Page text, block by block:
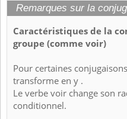
Remarques sur la
Caractéristiques de la
groupe (comme voir)
Pour certaines
transforme en y .
Le verbe voir change son
conditionnel.